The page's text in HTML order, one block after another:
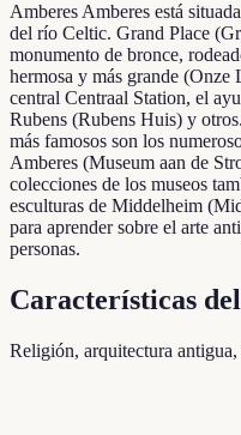
Amberes Amberes está
del río Celtic. Grand Place
monumento de bronce,
hermosa y más grande
central Centraal Station, el
Rubens (Rubens Huis) y
más famosos son los
Amberes (Museum aan de
colecciones de los museos
esculturas de Middelheim
para aprender sobre el arte
personas.
Características
Religión, arquitectura antigua,